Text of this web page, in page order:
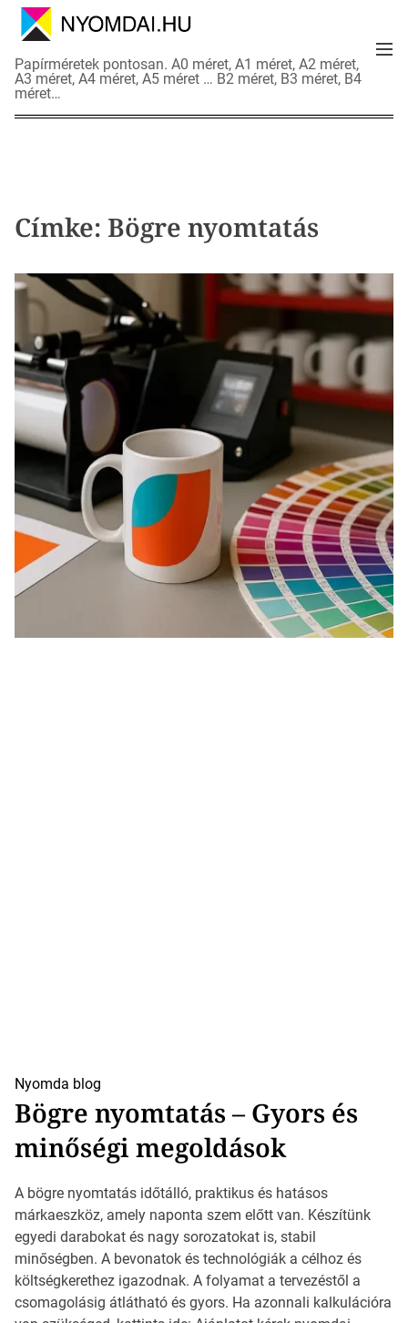
N
y
o
m
d
t
p
o
k
Papírméretek pontosan. A0 méret, A1 méret, A2 méret,
A3 méret, A4 méret, A5 méret … B2 méret, B3 méret, B4
méret…
M
Címke: Bögre nyomtatás
Nyomda blog
Bögre nyomtatás – Gyors és
minőségi megoldások
A bögre nyomtatás időtálló, praktikus és hatásos
márkaeszköz, amely naponta szem előtt van. Készítünk
egyedi darabokat és nagy sorozatokat is, stabil
minőségben. A bevonatok és technológiák a célhoz és
költségkerethez igazodnak. A folyamat a tervezéstől a
csomagolásig átlátható és gyors. Ha azonnali kalkulációra